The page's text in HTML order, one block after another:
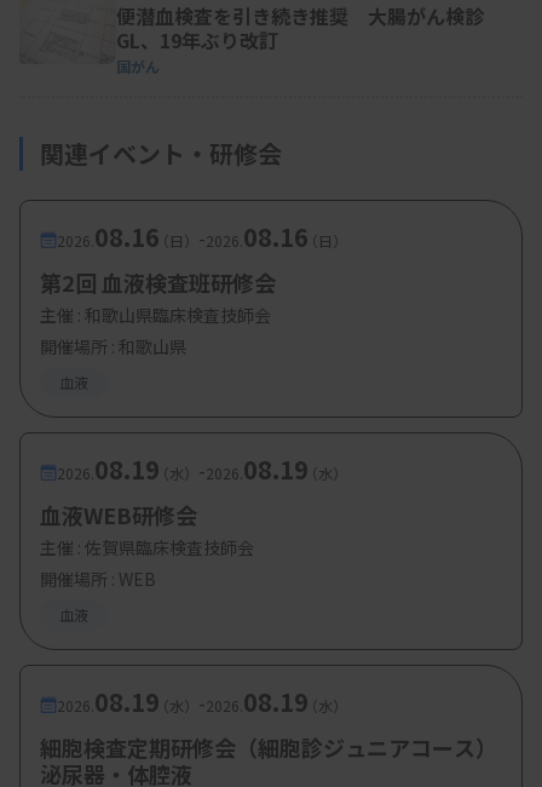
便潜血検査を引き続き推奨 大腸がん検診
GL、19年ぶり改訂
国がん
関連イベント・研修会
2026. 08.16（日） -2026. 08.16（日）
第2回 血液検査班研修会
主催 : 和歌山県臨床検査技師会
開催場所 : 和歌山県
血液
2026. 08.19（水） -2026. 08.19（水）
血液WEB研修会
主催 : 佐賀県臨床検査技師会
開催場所 : WEB
血液
2026. 08.19（水） -2026. 08.19（水）
細胞検査定期研修会（細胞診ジュニアコース）
泌尿器・体腔液